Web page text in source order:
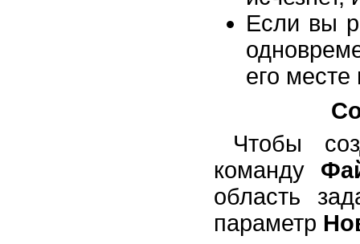
Если вы
его месте
Чтобы
команду
область
параметр